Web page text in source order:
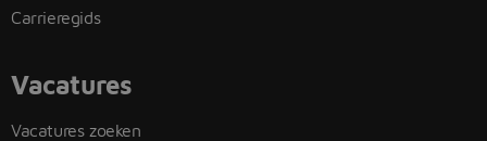
Carrieregids
Vacatures
Vacatures zoeken